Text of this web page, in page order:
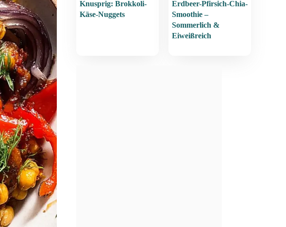
Knusprig: Brokkoli-
Käse-Nuggets
Erdbeer-Pfirsich-Chia-
Smoothie –
Sommerlich &
Eiweißreich